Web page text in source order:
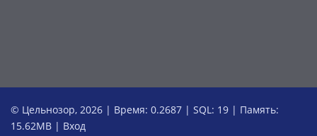
© Цельнозор, 2026 | Время: 0.2687 | SQL: 19 | Память:
15.62MB | Вход